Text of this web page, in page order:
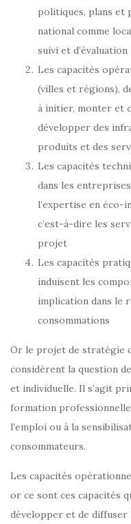
politiques, plans et
national comme
suivi et d’évaluation
Les capacités
(villes et régions),
à initier, monter et
développer des
produits et des
Les capacités
dans les
l’expertise en éco-
c’est-à-dire les
projet
Les capacités
induisent les
implication dans le
consommations
Or le projet de stratégie
considèrent la question
et individuelle. Il s’agit
formation
l’emploi ou à la
consommateurs.
Les capacités
or ce sont ces capacités
développer et de